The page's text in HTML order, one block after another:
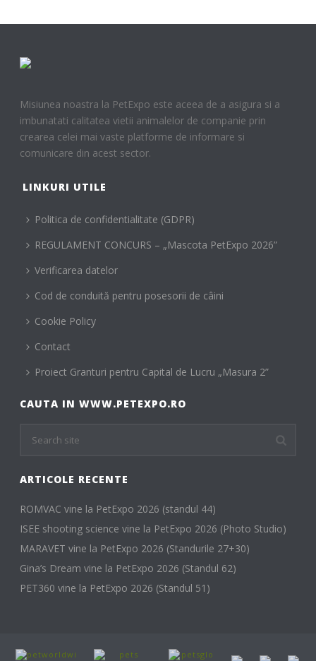
Misiunea noastra la PetExpo este aceea de a asigura si a
imbunatati calitatea vietii animalelor de companie prin
crearea celei mai vaste platforme de informare si
comunicare din acest sector.
LINKURI UTILE
Politica de confidentialitate (GDPR)
REGULAMENT CONCURS – „Mascota PetExpo 2026”
Verificarea datelor
Cod de conduită pentru posesorii de câini
Cookie Policy
Contact
Proiect Granturi pentru Capital de Lucru „Masura 2”
CAUTA IN WWW.PETEXPO.RO
ARTICOLE RECENTE
ROMVAC vine la PetExpo 2026 (standul 44)
ISEE shooting science vine la PetExpo 2026 (Photo Studio)
MARAVET vine la PetExpo 2026 (Standurile 27+30)
Gina’s Dream vine la PetExpo 2026 (Standul 62)
PET360 vine la PetExpo 2026 (Standul 51)